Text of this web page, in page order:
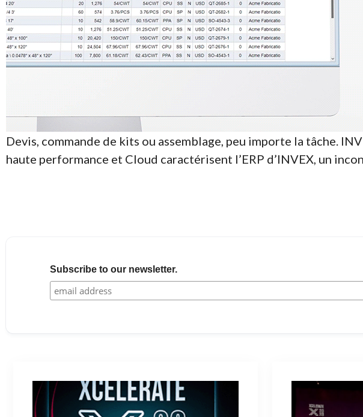
Devis, commande de kits ou assemblage, peu importe la tâche.
haute performance et Cloud caractérisent l’ERP d’INVEX, un
Subscribe to our newsletter.